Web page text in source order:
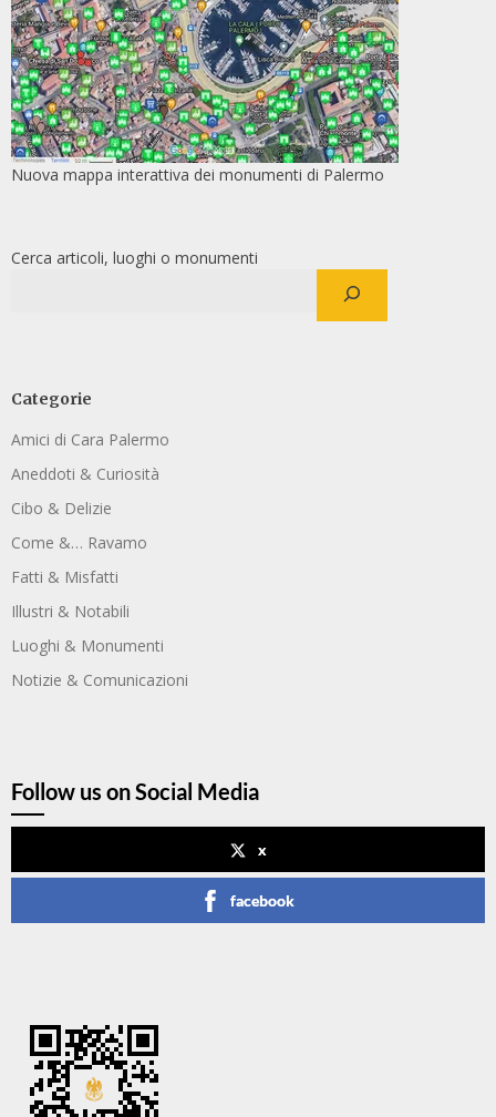
Nuova mappa interattiva dei monumenti di Palermo
Cerca articoli, luoghi o monumenti
Categorie
Amici di Cara Palermo
Aneddoti & Curiosità
Cibo & Delizie
Come &… Ravamo
Fatti & Misfatti
Illustri & Notabili
Luoghi & Monumenti
Notizie & Comunicazioni
Follow us on Social Media
x
facebook